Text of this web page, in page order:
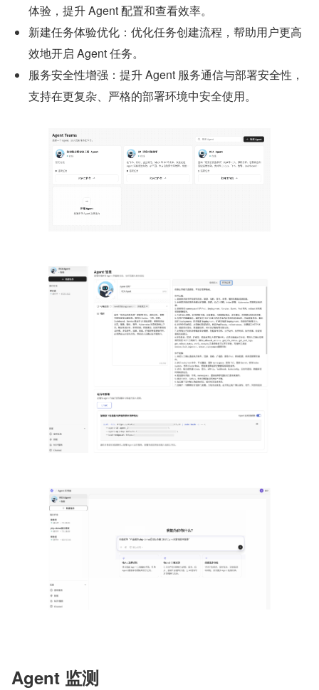
体验，提升 Agent 配置和查看效率。
新建任务体验优化：优化任务创建流程，帮助用户更高
效地开启 Agent 任务。
服务安全性增强：提升 Agent 服务通信与部署安全性，
支持在更复杂、严格的部署环境中安全使用。
Agent 监测